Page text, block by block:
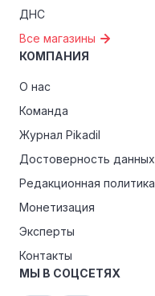
ДНС
Все магазины
КОМПАНИЯ
О нас
Команда
Журнал Pikadil
Достоверность данных
Редакционная политика
Монетизация
Эксперты
Контакты
МЫ В СОЦСЕТЯХ